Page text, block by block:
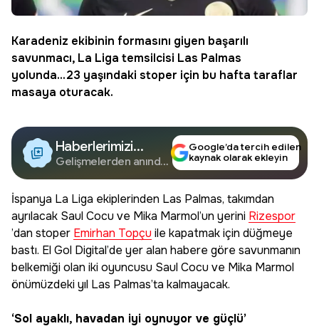
Karadeniz ekibinin formasını giyen başarılı
savunmacı, La Liga temsilcisi Las Palmas
yolunda...23 yaşındaki stoper için bu hafta taraflar
masaya oturacak.
Haberlerimizi
Google'da Takip
Edin
Gelişmelerden anında
Google’da tercih edilen
kaynak olarak ekleyin
İspanya La Liga ekiplerinden Las Palmas, takımdan
ayrılacak Saul Cocu ve Mika Marmol’un yerini Rizespor
’dan stoper Emirhan Topçu ile kapatmak için düğmeye
bastı. El Gol Digital’de yer alan habere göre savunmanın
belkemiği olan iki oyuncusu Saul Cocu ve Mika Marmol
önümüzdeki yıl Las Palmas’ta kalmayacak.
‘Sol ayaklı, havadan iyi oynuyor ve güçlü’